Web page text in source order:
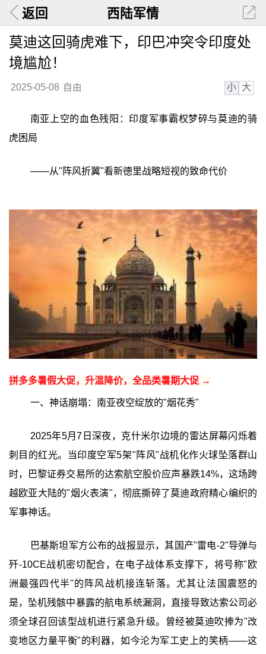
返回 西陆军情
莫迪这回骑虎难下，印巴冲突令印度处
境尴尬！
2025-05-08 自由 小 大
南亚上空的血色残阳：印度军事霸权梦碎与莫迪的骑
虎困局
——从"阵风折翼"看新德里战略短视的致命代价
拼多多暑假大促，升温降价，全品类暑期大促 →
一、神话崩塌：南亚夜空绽放的"烟花秀"
2025年5月7日深夜，克什米尔边境的雷达屏幕闪烁着
刺目的红光。当印度空军5架"阵风"战机化作火球坠落群山
时，巴黎证券交易所的达索航空股价应声暴跌14%，这场跨
越欧亚大陆的"烟火表演"，彻底撕碎了莫迪政府精心编织的
军事神话。
巴基斯坦军方公布的战报显示，其国产"雷电-2"导弹与
歼-10CE战机密切配合，在电子战体系支撑下，将号称"欧
洲最强四代半"的阵风战机接连斩落。尤其让法国震怒的
是，坠机残骸中暴露的航电系统漏洞，直接导致达索公司必
须全球召回该型战机进行紧急升级。曾经被莫迪吹捧为"改
变地区力量平衡"的利器，如今沦为军工史上的笑柄——这